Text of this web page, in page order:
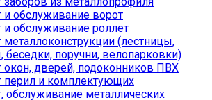
и обслуживание ворот
и обслуживание роллет
(лестницы,
беседки, поручни, велопарковки)
окон, дверей, подоконников ПВХ
перил и комплектующих
обслуживание металлических